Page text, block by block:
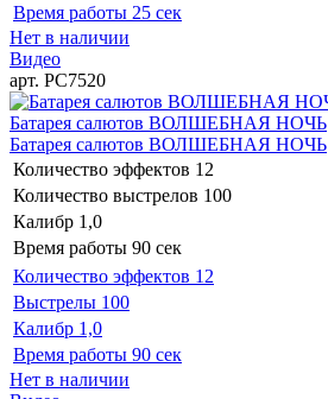
Время работы 25 сек
Нет в наличии
Видео
арт. РС7520
Батарея салютов ВОЛШЕБНАЯ НОЧЬ
Батарея салютов ВОЛШЕБНАЯ НОЧЬ
Количество эффектов 12
Количество выстрелов 100
Калибр 1,0
Время работы 90 сек
Количество эффектов 12
Выстрелы 100
Калибр 1,0
Время работы 90 сек
Нет в наличии